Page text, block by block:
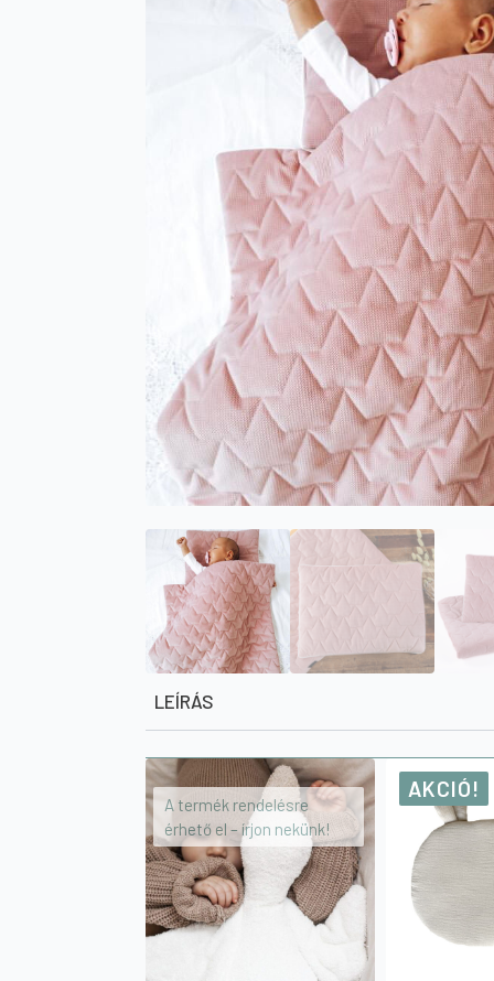
LEÍRÁS
A termék rendelésre
érhető el – írjon nekünk!
AKCIÓ!